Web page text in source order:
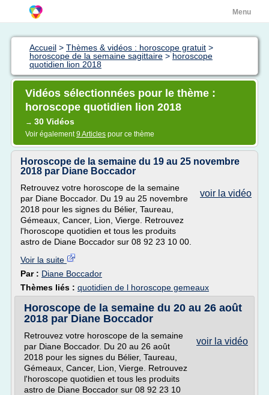
Menu
Accueil > Thèmes & vidéos : horoscope gratuit >
horoscope de la semaine sagittaire > horoscope
quotidien lion 2018
Vidéos sélectionnées pour le thème :
horoscope quotidien lion 2018
→ 30 Vidéos
Voir également9 Articles pour ce thème
Horoscope de la semaine du 19 au 25 novembre
2018 par Diane Boccador
voir la vidéo
Retrouvez votre horoscope de la semaine
par Diane Boccador. Du 19 au 25 novembre
2018 pour les signes du Bélier, Taureau,
Gémeaux, Cancer, Lion, Vierge. Retrouvez
l'horoscope quotidien et tous les produits
astro de Diane Boccador sur 08 92 23 10 00.
Voir la suite
Par : Diane Boccador
Thèmes liés : quotidien de l horoscope gemeaux
Horoscope de la semaine du 20 au 26 août
2018 par Diane Boccador
voir la vidéo
Retrouvez votre horoscope de la semaine
par Diane Boccador. Du 20 au 26 août
2018 pour les signes du Bélier, Taureau,
Gémeaux, Cancer, Lion, Vierge. Retrouvez
l'horoscope quotidien et tous les produits
astro de Diane Boccador sur 08 92 23 10